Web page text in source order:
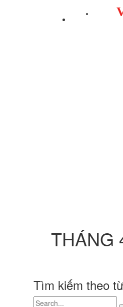
Khu Ramsar đầu tiên của
THÁNG
Tìm kiếm theo